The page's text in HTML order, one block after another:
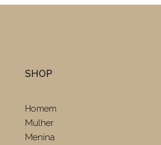
SHOP
Homem
Mulher
Menina